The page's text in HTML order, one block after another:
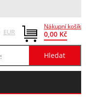
Nákupní košík
0,00 Kč
EUR